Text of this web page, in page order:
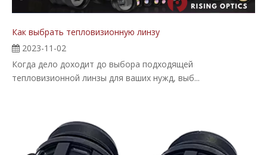
Как выбрать тепловизионную линзу
2023-11-02
Когда дело доходит до выбора подходящей
тепловизионной линзы для ваших нужд, выб...